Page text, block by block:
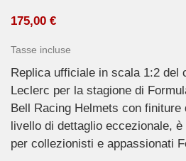
175,00 €
Tasse incluse
Replica ufficiale in scala 1:2 del
Leclerc per la stagione di
Bell Racing Helmets con finiture
livello di dettaglio eccezionale,
per collezionisti e appassionati